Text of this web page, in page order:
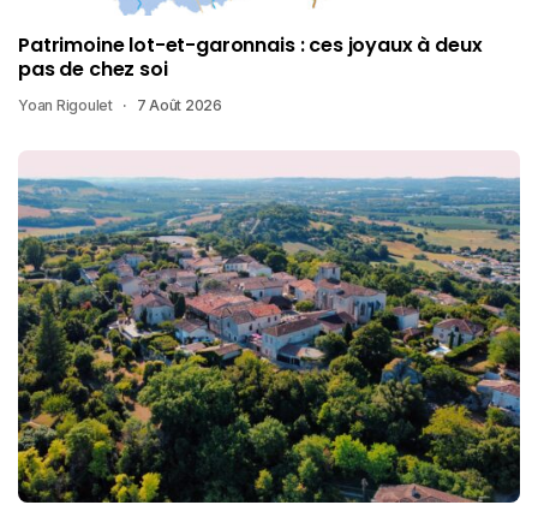
Patrimoine lot-et-garonnais : ces joyaux à deux
pas de chez soi
Yoan Rigoulet 7 Août 2026